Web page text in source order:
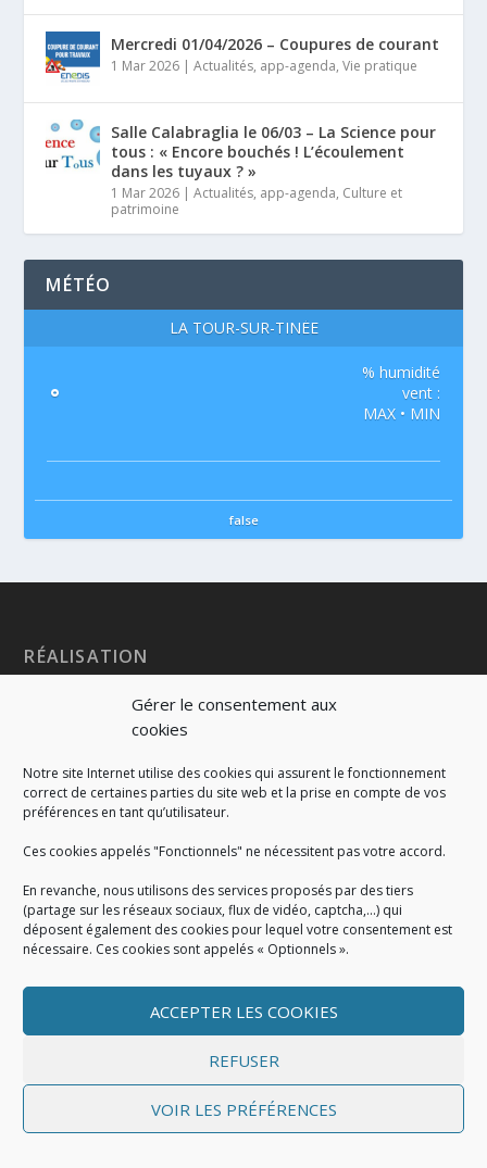
Gérer le consentement aux
cookies
Notre site Internet utilise des cookies qui assurent le fonctionnement
correct de certaines parties du site web et la prise en compte de vos
préférences en tant qu’utilisateur.
Ces cookies appelés "Fonctionnels" ne nécessitent pas votre accord.
En revanche, nous utilisons des services proposés par des tiers
(partage sur les réseaux sociaux, flux de vidéo, captcha,...) qui
déposent également des cookies pour lequel votre consentement est
nécessaire. Ces cookies sont appelés « Optionnels ».
ACCEPTER LES COOKIES
REFUSER
VOIR LES PRÉFÉRENCES
Mercredi 01/04/2026 – Coupures de courant
1 Mar 2026 |Actualités, app-agenda,Vie pratique
Salle Calabraglia le 06/03 – La Science pour
tous : « Encore bouchés ! L’écoulement
dans les tuyaux ? »
1 Mar 2026 |Actualités, app-agenda, Culture et
patrimoine
MÉTÉO
LA TOUR-SUR-TINÉE
°
% humidité
vent :
MAX • MIN
false
RÉALISATION
MENTIONS LÉGALES
Politique de cookies